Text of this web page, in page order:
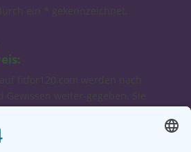
und keinesfalls als Diagnose-
zu verstehen. Wir